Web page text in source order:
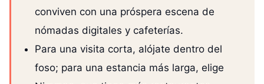
conviven con una próspera escena de
nómadas digitales y cafeterías.
Para una visita corta, alójate dentro del
foso; para una estancia más larga, elige